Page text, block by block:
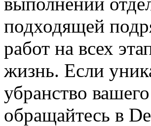
подходящей
работ на всех
жизнь. Если
убранство
обращайтесь в